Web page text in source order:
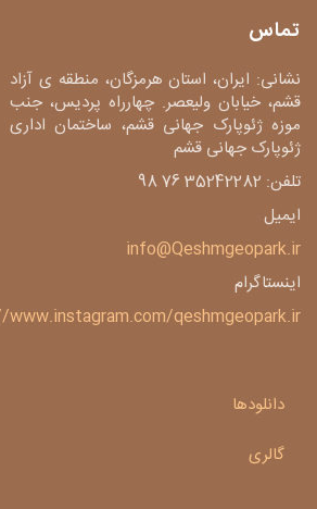
تماس
نشانی: ایران، استان هرمزگان، منطقه ی آزاد
قشم، خیابان ولیعصر. چهارراه پردیس، جنب
موزه ژئوپارک جهانی قشم، ساختمان اداری
ژئوپارک جهانی قشم
تلفن: 35242282 76 98
ایمیل
info@Qeshmgeopark.ir
اینستاگرام
qeshmgeopark.ir/
دانلودها
گالری